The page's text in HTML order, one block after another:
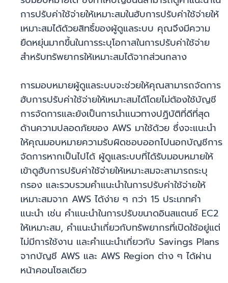
การปรับค่าใช้จ่ายให้เหมาะสมในฮับการปรับค่าใช้จ่ายให้
เหมาะสมได้ด้วยสิทธิ์ของผู้ดูแลระบบ คุณจึงมีความ
ยืดหยุ่นมากขึ้นในการระบุโอกาสในการปรับค่าใช้จ่าย
สำหรับทรัพยากรให้เหมาะสมได้จากส่วนกลาง
การมอบหมายผู้ดูแลระบบจะช่วยให้คุณสามารถจัดการ
ฮับการปรับค่าใช้จ่ายให้เหมาะสมได้โดยไม่ต้องใช้บัญชี
การจัดการและยังเป็นการนำแนวทางปฏิบัติที่ดีที่สุด
ด้านความปลอดภัยของ AWS มาใช้ด้วย ซึ่งจะแนะนำ
ให้คุณมอบหมายความรับผิดชอบออกไปนอกบัญชีการ
จัดการหากเป็นไปได้ ผู้ดูแลระบบที่ได้รับมอบหมายให้
เข้าดูฮับการปรับค่าใช้จ่ายให้เหมาะสมจะสามารถระบุ
กรอง และรวบรวมคำแนะนำในการปรับค่าใช้จ่ายให้
เหมาะสมจาก AWS ได้ง่าย ๆ กว่า 15 ประเภทคำ
แนะนำ เช่น คำแนะนำในการปรับขนาดอินสแตนซ์ EC2
ให้เหมาะสม, คำแนะนำเกี่ยวกับทรัพยากรที่เปิดใช้อยู่แต่
ไม่มีการใช้งาน และคำแนะนำเกี่ยวกับ Savings Plans
จากบัญชี AWS และ AWS Region ต่าง ๆ ได้ผ่าน
หน้าคอนโซลเดียว